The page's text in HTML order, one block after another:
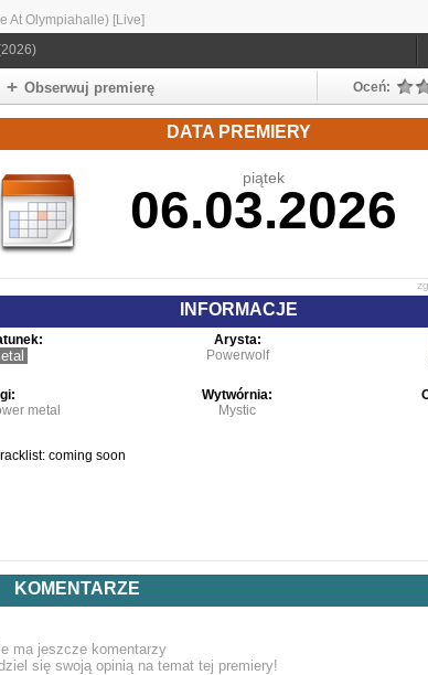
At Olympiahalle) [Live]
Obserwuj premierę Oceń:
DATA PREMIERY
piątek
06.03.2026
INFORMACJE
Arysta:
Powerwolf
metal
Wytwórnia:
Mystic
coming soon
KOMENTARZE
ma jeszcze komentarzy
się swoją opinią na temat tej premiery!